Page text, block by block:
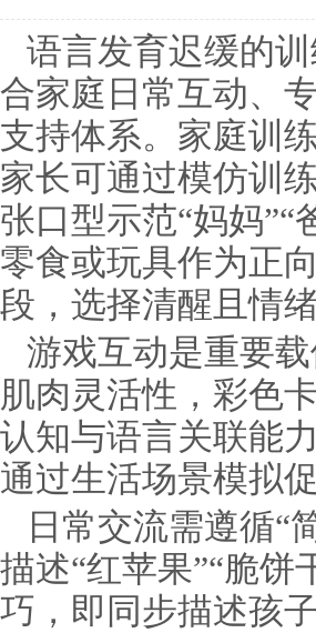
语言发育迟缓的
合家庭日常互动、
支持体系。家庭训
家长可通过模仿训
张口型示范“妈妈
零食或玩具作为正
段，选择清醒且情
游戏互动是重要
肌肉灵活性，彩色
认知与语言关联能
通过生活场景模拟
日常交流需遵循“
描述“红苹果”“脆饼
巧，即同步描述孩